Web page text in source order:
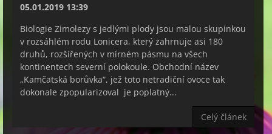
05.01.2019 13:39
Biologie Zimolezy s jedlými plody jsou malou skupinkou
v rozsáhlém rodu Lonicera, který zahrnuje asi 180
druhů, rozšířených v mírném pásmu na všech
kontinentech severní polokoule. Obchodní název
„Kamčatská borůvka“, jež toto netradiční ovoce tak
dokonale zpopularizoval je poplatný...
Celý článek